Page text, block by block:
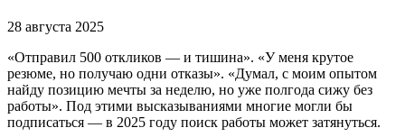
28 августа 2025
«Отправил 500 откликов ― и тишина». «У меня крутое
резюме, но получаю одни отказы». «Думал, с моим опытом
найду позицию мечты за неделю, но уже полгода сижу без
работы». Под этими высказываниями многие могли бы
подписаться ― в 2025 году поиск работы может затянуться.